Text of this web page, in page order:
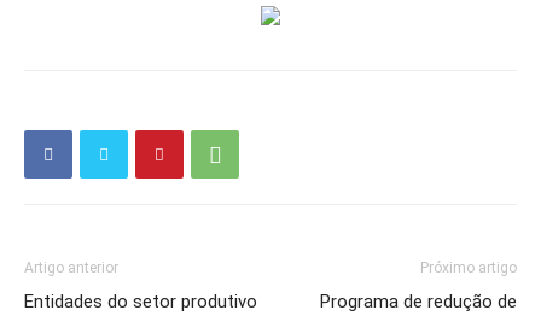
Artigo anterior
Entidades do setor produtivo
Próximo artigo
Programa de redução de